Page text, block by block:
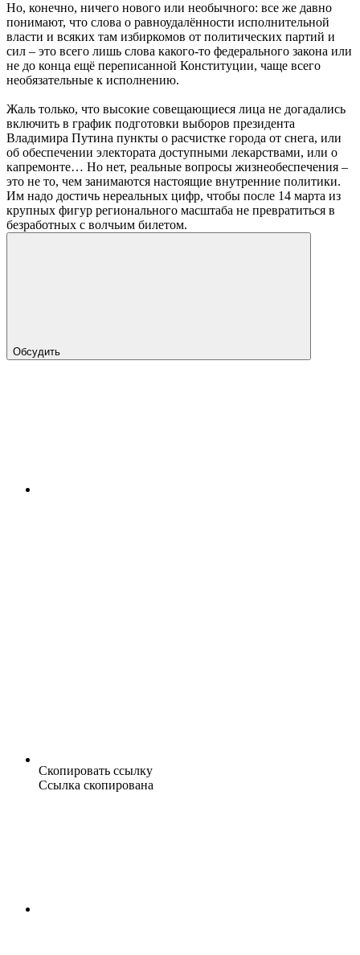
Но, конечно, ничего нового или необычного: все же давно
понимают, что слова о равноудалённости исполнительной
власти и всяких там избиркомов от политических партий и
сил – это всего лишь слова какого-то федерального закона или
не до конца ещё переписанной Конституции, чаще всего
необязательные к исполнению.
Жаль только, что высокие совещающиеся лица не догадались
включить в график подготовки выборов президента
Владимира Путина пункты о расчистке города от снега, или
об обеспечении электората доступными лекарствами, или о
капремонте… Но нет, реальные вопросы жизнеобеспечения –
это не то, чем занимаются настоящие внутренние политики.
Им надо достичь нереальных цифр, чтобы после 14 марта из
крупных фигур регионального масштаба не превратиться в
безработных с волчьим билетом.
Обсудить
Скопировать ссылку
Ссылка скопирована